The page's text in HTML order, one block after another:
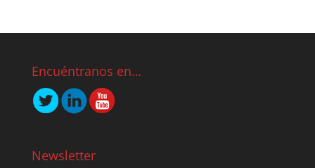
Encuéntranos en…
Newsletter